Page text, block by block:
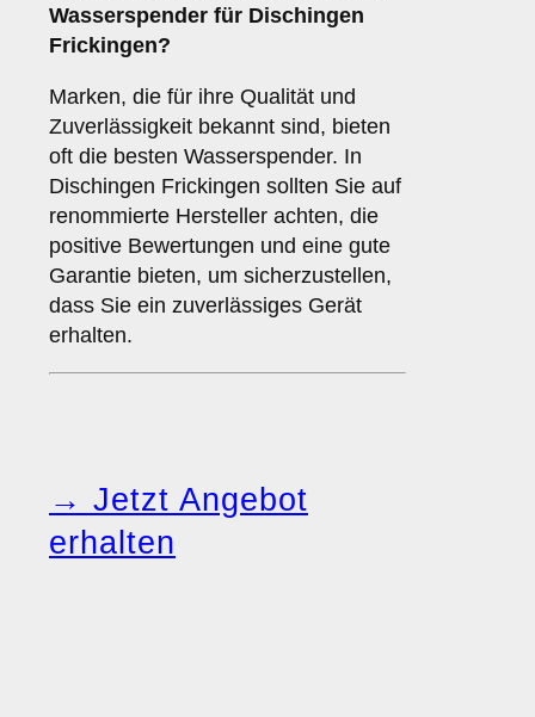
Wasserspender für Dischingen
Frickingen?
Marken, die für ihre Qualität und
Zuverlässigkeit bekannt sind, bieten
oft die besten Wasserspender. In
Dischingen Frickingen sollten Sie auf
renommierte Hersteller achten, die
positive Bewertungen und eine gute
Garantie bieten, um sicherzustellen,
dass Sie ein zuverlässiges Gerät
erhalten.
→ Jetzt Angebot
erhalten